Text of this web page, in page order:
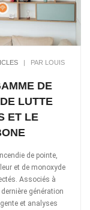
|
PAR LOUIS
DE
LUTTE
ET LE
de pointe,
et de monoxyde
Associés à
génération
et analyses